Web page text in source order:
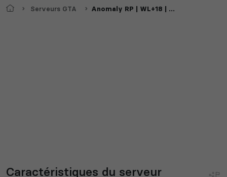
AccueilServeurs GTA Anomaly RP | WL+18 | RECHERCHE AVOCATS ET CIVILS
Caractéristiques du serveur